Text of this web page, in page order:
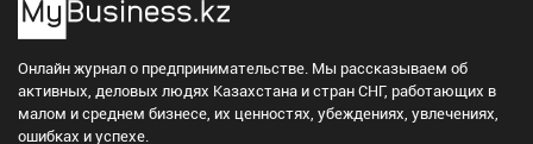
Онлайн журнал о предпринимательстве. Мы рассказываем об
активных, деловых людях Казахстана и стран СНГ, работающих в
малом и среднем бизнесе, их ценностях, убеждениях, увлечениях,
ошибках и успехе.